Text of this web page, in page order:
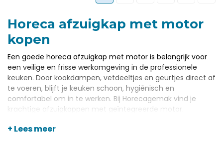
Horeca afzuigkap met motor
kopen
Een goede horeca afzuigkap met motor is belangrijk voor
een veilige en frisse werkomgeving in de professionele
keuken. Door kookdampen, vetdeeltjes en geurtjes direct af
te voeren, blijft je keuken schoon, hygiënisch en
comfortabel om in te werken. Bij Horecagemak vind je
krachtige afzuigkappen met geïntegreerde motor.
+ Lees meer